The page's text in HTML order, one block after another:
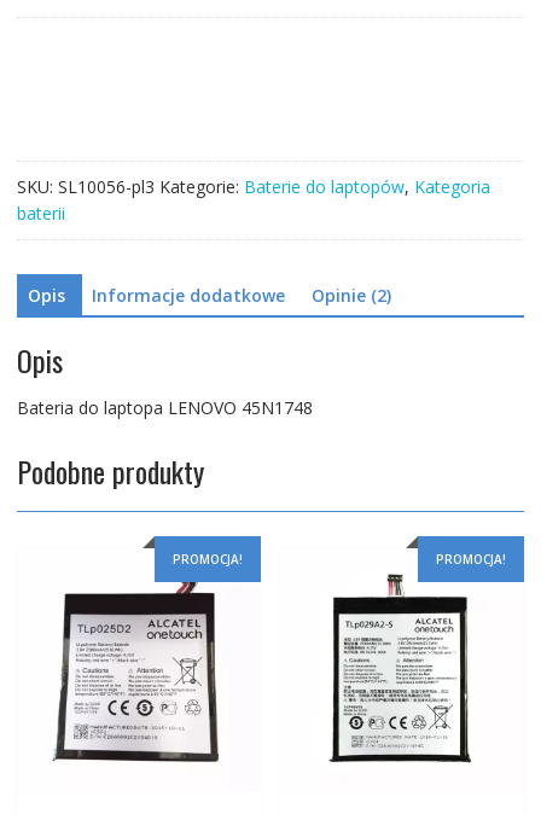
SKU: SL10056-pl3 Kategorie: Baterie do laptopów, Kategoria
baterii
Opis Informacje dodatkowe Opinie (2)
Opis
Bateria do laptopa LENOVO 45N1748
Podobne produkty
PROMOCJA! PROMOCJA!